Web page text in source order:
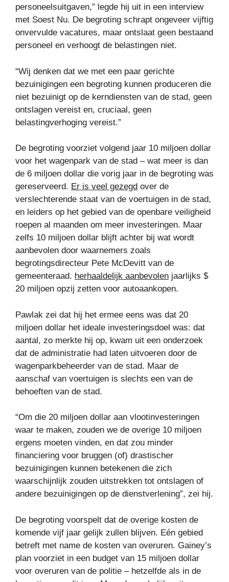
personeelsuitgaven,” legde hij uit in een interview
met Soest Nu. De begroting schrapt ongeveer vijftig
onvervulde vacatures, maar ontslaat geen bestaand
personeel en verhoogt de belastingen niet.
“Wij denken dat we met een paar gerichte
bezuinigingen een begroting kunnen produceren die
niet bezuinigt op de kerndiensten van de stad, geen
ontslagen vereist en, cruciaal, geen
belastingverhoging vereist.”
De begroting voorziet volgend jaar 10 miljoen dollar
voor het wagenpark van de stad – wat meer is dan
de 6 miljoen dollar die vorig jaar in de begroting was
gereserveerd. Er is veel gezegd over de
verslechterende staat van de voertuigen in de stad,
en leiders op het gebied van de openbare veiligheid
roepen al maanden om meer investeringen. Maar
zelfs 10 miljoen dollar blijft achter bij wat wordt
aanbevolen door waarnemers zoals
begrotingsdirecteur Pete McDevitt van de
gemeenteraad. herhaaldelijk aanbevolen jaarlijks $
20 miljoen opzij zetten voor autoaankopen.
Pawlak zei dat hij het ermee eens was dat 20
miljoen dollar het ideale investeringsdoel was: dat
aantal, zo merkte hij op, kwam uit een onderzoek
dat de administratie had laten uitvoeren door de
wagenparkbeheerder van de stad. Maar de
aanschaf van voertuigen is slechts een van de
behoeften van de stad.
“Om die 20 miljoen dollar aan vlootinvesteringen
waar te maken, zouden we de overige 10 miljoen
ergens moeten vinden, en dat zou minder
financiering voor bruggen (of) drastischer
bezuinigingen kunnen betekenen die zich
waarschijnlijk zouden uitstrekken tot ontslagen of
andere bezuinigingen op de dienstverlening”, zei hij.
De begroting voorspelt dat de overige kosten de
komende vijf jaar gelijk zullen blijven. Eén gebied
betreft met name de kosten van overuren. Gainey’s
plan voorziet in een budget van 15 miljoen dollar
voor overuren van de politie – hetzelfde als in de